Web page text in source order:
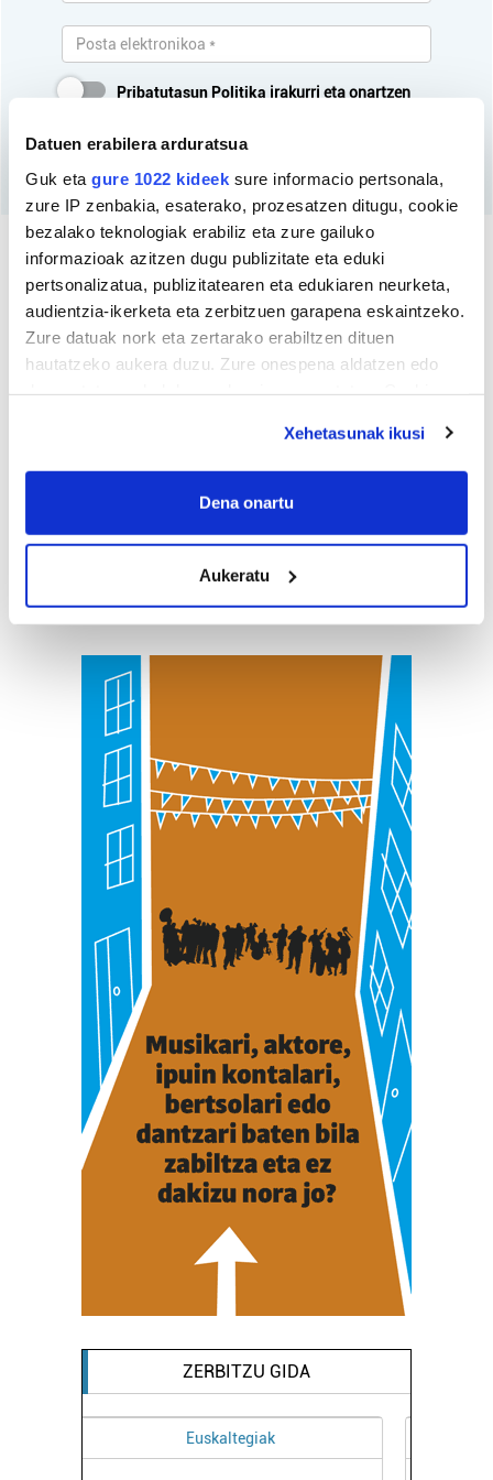
Datuen erabilera arduratsua
Guk eta gure 1022 kideek sure informacio pertsonala,
zure IP zenbakia, esaterako, prozesatzen ditugu, cookie
bezalako teknologiak erabiliz eta zure gailuko
informazioak azitzen dugu publizitate eta eduki
pertsonalizatua, publizitatearen eta edukiaren neurketa,
audientzia-ikerketa eta zerbitzuen garapena eskaintzeko.
Zure datuak nork eta zertarako erabiltzen dituen
hautatzeko aukera duzu. Zure onespena aldatzen edo
If you allow, we would also like to:
Collect information about your geographical
meters
Identify your device by actively scanning it for
specific characteristics (fingerprinting)
details section .
Guk eta gure bazkideek zure datu pertsonalak
prozesatzen ditugu, zure IP zenbakia, besteak beste,
teknologia erabiliz, cookieak adibidez, iragarki eta eduki
pertsonalizatuak eskaintzeko, iragarkiak eta edukia
neurtzeko, jendeari buruzko informazioa biltzeko eta
produktuak garatzeko. Zure datuak nork eta zertarako
erabiltzen dituen hauta dezakezu.
Bazkide batzuek ez dizute baimenik eskatzen, eta beren
interes komertzial legitimoetan babesten dira. Ikusi gure
bazkideen zerrenda, beren ustez zein helburutarako
duten interes legitimoa eta horren aurka nola egin
dezakezun ikusteko.
Lortu zure datu pertsonalak prozesatzeko moduari
buruzko informazio gehiago eta ezarri zure lehentasunak
datuen atalean. Edozein unetan alda edo ken dezakezu
zure baimena Cookieen adierazpenean.
Webgune honek cookie propioak eta hirugarrenen cookie-
fitxategiak erabiltzen ditu. Zure esperientzia eta
zerbitzuak hobetzeko asmoz, cookie teknologiaz
baliatzen gara. Ohar hau onartuz gero, teknologia hori
irakurri
Xehetasunak ikusi
Dena onartu
Aukeratu
Pribatutasun Politika irakurri eta onartzen
Harpidetu
ZERBITZU GIDA
Osasungintza